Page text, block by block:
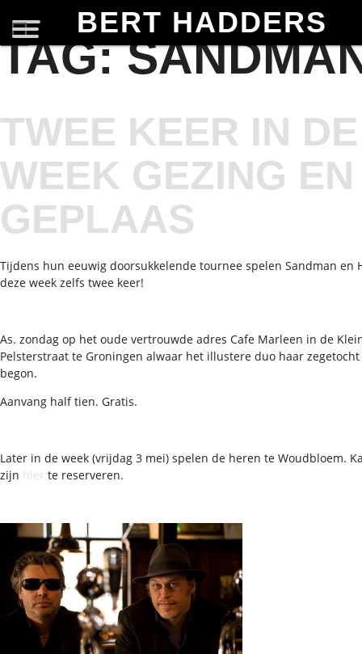
BERT HADDERS
TAG:
TWEE KEER IN DE
WEEK GEZING EN
GEPLAAS
Tijdens hun eeuwig doorsukkelende tournee spelen Sandman en
deze week zelfs twee keer!
As. zondag op het oude vertrouwde adres Cafe Marleen in de
Pelsterstraat te Groningen alwaar het illustere duo haar
begon.
Aanvang half tien. Gratis.
Later in de week (vrijdag 3 mei) spelen de heren te Woudbloem.
zijn hier te reserveren.